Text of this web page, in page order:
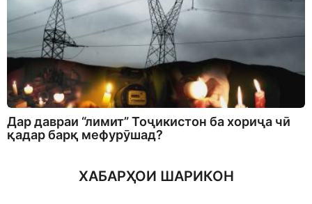
Дар давраи “лимит” Тоҷикистон ба хориҷа чӣ
қадар барқ мефурӯшад?
ХАБАРҲОИ ШАРИКОН